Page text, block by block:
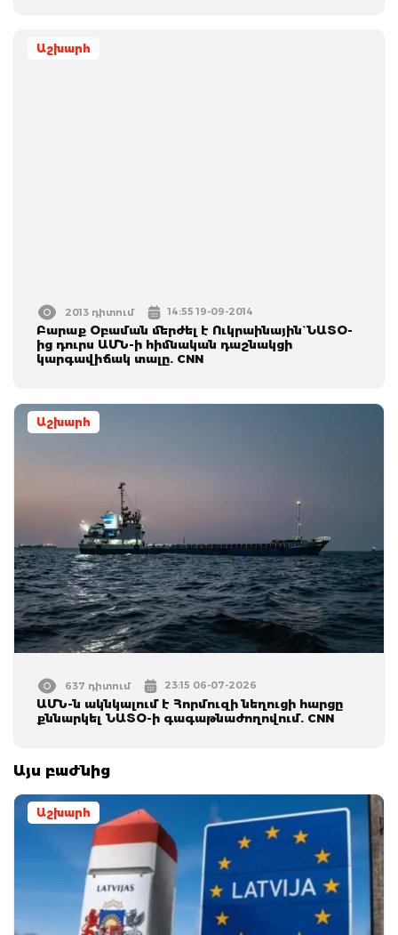
Աշխարհ
2013 դիտում 14:55 19-09-2014
Բարաք Օբաման մերժել է Ուկրաինային` ՆԱՏՕ-
ից դուրս ԱՄՆ-ի հիմնական դաշնակցի
կարգավիճակ տալը. CNN
Աշխարհ
637 դիտում 23:15 06-07-2026
ԱՄՆ-ն ակնկալում է Հորմուզի նեղուցի հարցը
քննարկել ՆԱՏՕ-ի գագաթնաժողովում. CNN
Այս բաժնից
Աշխարհ